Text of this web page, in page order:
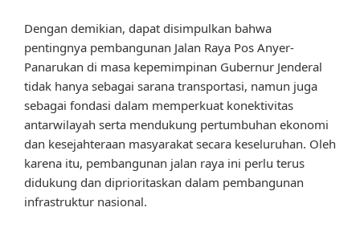
Dengan demikian, dapat disimpulkan bahwa
pentingnya pembangunan Jalan Raya Pos Anyer-
Panarukan di masa kepemimpinan Gubernur Jenderal
tidak hanya sebagai sarana transportasi, namun juga
sebagai fondasi dalam memperkuat konektivitas
antarwilayah serta mendukung pertumbuhan ekonomi
dan kesejahteraan masyarakat secara keseluruhan. Oleh
karena itu, pembangunan jalan raya ini perlu terus
didukung dan diprioritaskan dalam pembangunan
infrastruktur nasional.